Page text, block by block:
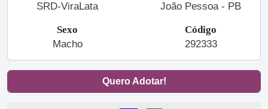
SRD-ViraLata
João Pessoa - PB
Sexo
Macho
Código
292333
Quero Adotar!